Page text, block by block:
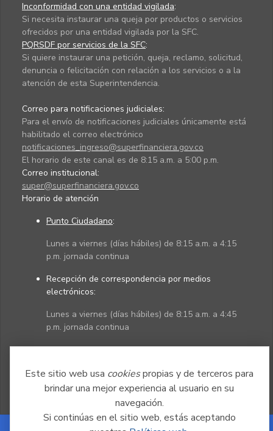
Este sitio web usa cookiespropias y de terceros para
brindar una mejor experiencia al usuario en su
navegación.
Si continúas en el sitio web, estás aceptando
Inconformidad con una entidad vigilada:
Si necesita instaurar una queja por productos o servicios
ofrecidos por una entidad vigilada por la SFC.
PQRSDF por servicios de la SFC:
Si quiere instaurar una petición, queja, reclamo, solicitud,
denuncia o felicitación con relación a los servicios o a la
atención de esta Superintendencia.
Correo para notificaciones judiciales:
Para el envío de notificaciones judiciales únicamente está
habilitado el correo electrónico
notificaciones_ingreso@superfinanciera.gov.co
El horario de este canal es de 8:15 a.m. a 5:00 p.m.
Correo institucional:
super@superfinanciera.gov.co
Horario de atención
Punto Ciudadano:
Lunes a viernes (días hábiles) de 8:15 a.m. a 4:15
p.m. jornada continua
Recepción de correspondencia por medios
electrónicos:
Lunes a viernes (días hábiles) de 8:15 a.m. a 4:45
p.m. jornada continua